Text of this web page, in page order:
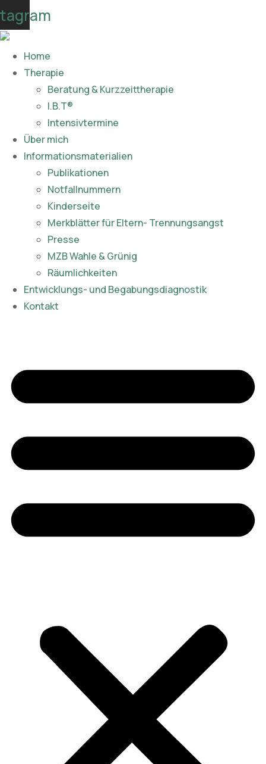
Skip
to
content
Home
Therapie
Beratung & Kurzzeittherapie
I.B.T®
Intensivtermine
Über mich
Informationsmaterialien
Publikationen​
Notfallnummern
Kinderseite
Merkblätter für Eltern- Trennungsangst
Presse
MZB Wahle & Grünig
Räumlichkeiten
Entwicklungs- und Begabungsdiagnostik
Kontakt